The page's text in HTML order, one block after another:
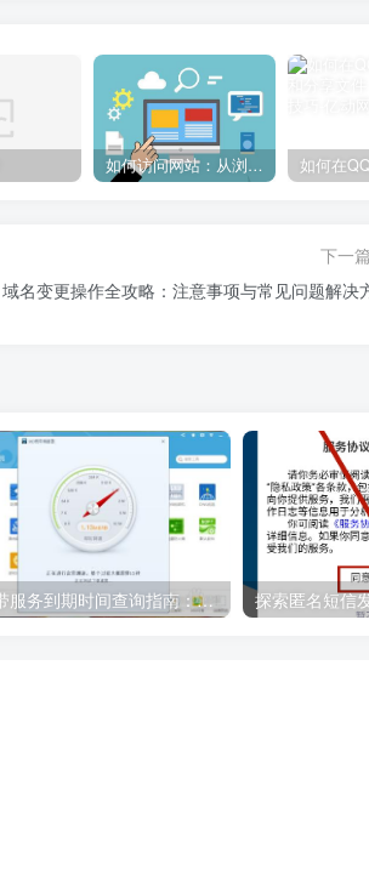
如何访问网站：从浏览器输入到页面加载的完整步骤详解
下一篇
域名变更操作全攻略：注意事项与常见问题解决
宽带服务到期时间查询指南：运营商官方途径与实用技巧全攻略